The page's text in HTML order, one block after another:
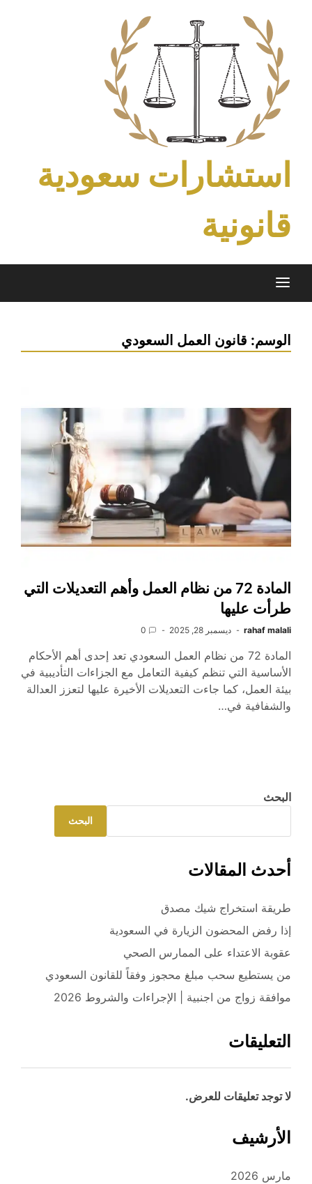
content
استشارات سعودية
قانونية
الوسم: قانون العمل السعودي
المادة 72 من نظام العمل وأهم التعديلات التي
طرأت عليها
rahaf malali ديسمبر 28, 2025 0
المادة 72 من نظام العمل السعودي تعد إحدى أهم الأحكام
الأساسية التي تنظم كيفية التعامل مع الجزاءات التأديبية في
بيئة العمل، كما جاءت التعديلات الأخيرة عليها لتعزز العدالة
والشفافية في…
البحث
البحث
أحدث المقالات
طريقة استخراج شيك مصدق
إذا رفض المحضون الزيارة في السعودية
عقوبة الاعتداء على الممارس الصحي
من يستطيع سحب مبلغ محجوز وفقاً للقانون السعودي
موافقة زواج من اجنبية | الإجراءات والشروط 2026
التعليقات
لا توجد تعليقات للعرض.
الأرشيف
مارس 2026